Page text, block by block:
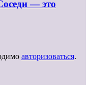
— это
авторизоваться.